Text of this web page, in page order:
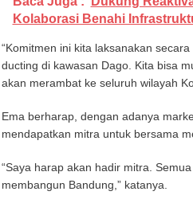
Kolaborasi Benahi
“Komitmen ini kita laksanakan
ducting di kawasan Dago. Kita bisa
akan merambat ke seluruh wilayah
Ema berharap, dengan adanya
mendapatkan mitra untuk bersama
“Saya harap akan hadir mitra.
membangun Bandung,” katanya.